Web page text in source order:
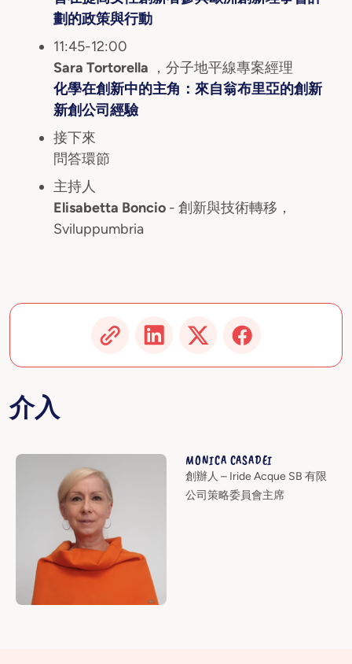
劃的政策與行動
11:45-12:00
Sara Tortorella ，分子地平線專案經理
化學在創新中的主角：來自翁布里亞的創新
新創公司經驗
接下來
問答環節
主持人
Elisabetta Boncio - 創新與技術轉移，
Sviluppumbria
介入
MONICA CASADEI
創辦人 – Iride Acque SB 有限
公司策略委員會主席